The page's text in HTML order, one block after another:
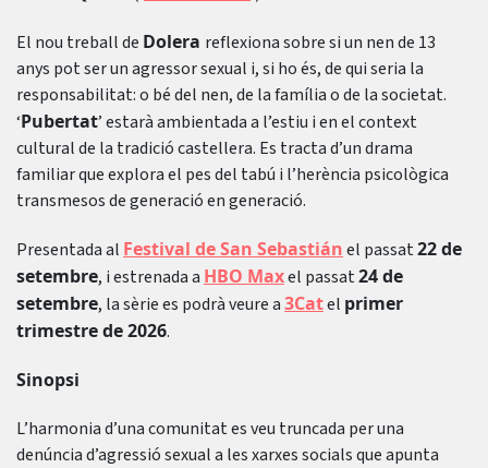
El nou treball de Dolera reflexiona sobre si un nen de 13
anys pot ser un agressor sexual i, si ho és, de qui seria la
responsabilitat: o bé del nen, de la família o de la societat.
‘Pubertat’ estarà ambientada a l’estiu i en el context
cultural de la tradició castellera. Es tracta d’un drama
familiar que explora el pes del tabú i l’herència psicològica
transmesos de generació en generació.
Presentada al Festival de San Sebastiánel passat22 de
setembre, i estrenada a HBO Maxel passat24 de
setembre, la sèrie es podrà veure a3Catel primer
trimestre de 2026.
Sinopsi
L’harmonia d’una comunitat es veu truncada per una
denúncia d’agressió sexual a les xarxes socials que apunta